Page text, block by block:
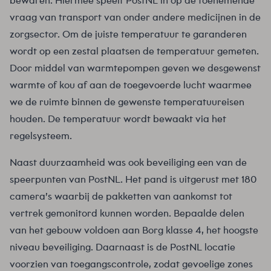
vraag van transport van onder andere medicijnen in de
zorgsector. Om de juiste temperatuur te garanderen
wordt op een zestal plaatsen de temperatuur gemeten.
Door middel van warmtepompen geven we desgewenst
warmte of kou af aan de toegevoerde lucht waarmee
we de ruimte binnen de gewenste temperatuureisen
houden. De temperatuur wordt bewaakt via het
regelsysteem.
Naast duurzaamheid was ook beveiliging een van de
speerpunten van PostNL. Het pand is uitgerust met 180
camera’s waarbij de pakketten van aankomst tot
vertrek gemonitord kunnen worden. Bepaalde delen
van het gebouw voldoen aan Borg klasse 4, het hoogste
niveau beveiliging. Daarnaast is de PostNL locatie
voorzien van toegangscontrole, zodat gevoelige zones